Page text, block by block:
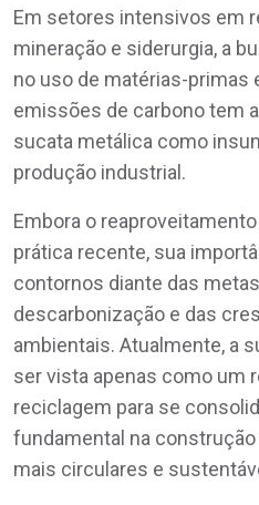
Em setores intensivos em
mineração e siderurgia, a
no uso de matérias-primas
emissões de carbono tem
sucata metálica como
produção industrial.
Embora o
prática recente, sua
contornos diante das
descarbonização e das
ambientais. Atualmente, a
ser vista apenas como um
reciclagem para se
fundamental na
mais circulares e